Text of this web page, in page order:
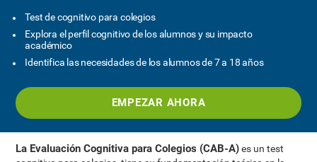
Test de cognitivo para colegios
Explora el perfil cognitivo de los alumnos y su impacto
académico
Identifica las necesidades de los alumnos de 7 a 18 años
EMPEZAR AHORA
La Evaluación Cognitiva para Colegios (CAB-A)es un test